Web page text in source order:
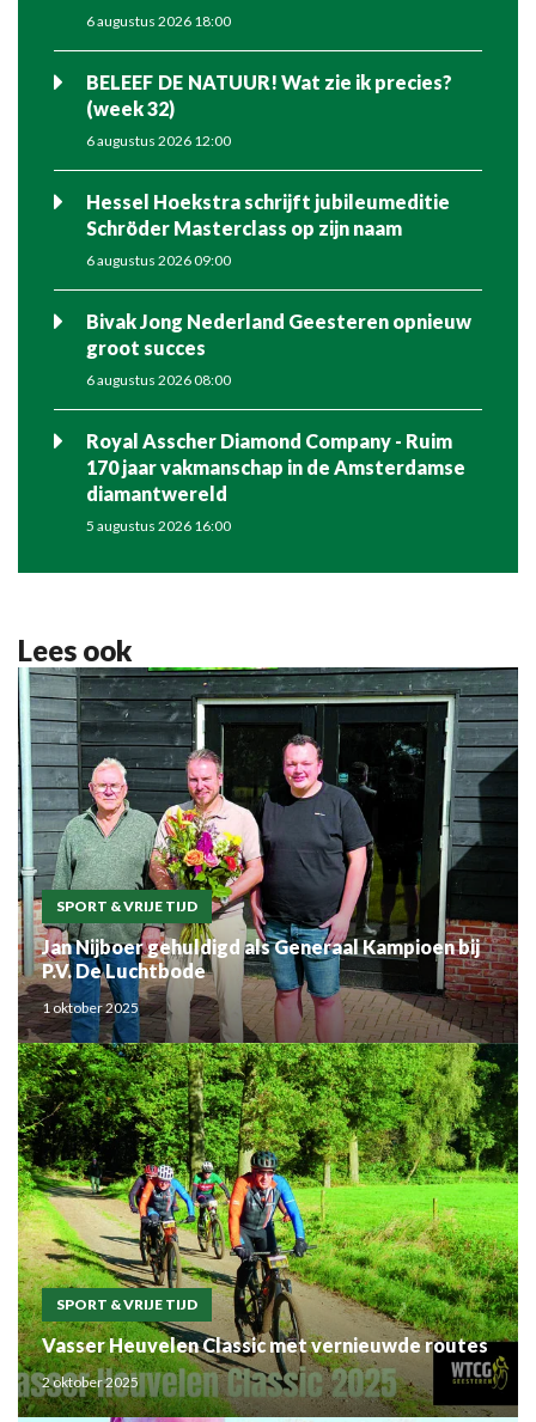
6 augustus 2026 18:00
BELEEF DE NATUUR! Wat zie ik precies?
(week 32)
6 augustus 2026 12:00
Hessel Hoekstra schrijft jubileumeditie
Schröder Masterclass op zijn naam
6 augustus 2026 09:00
Bivak Jong Nederland Geesteren opnieuw
groot succes
6 augustus 2026 08:00
Royal Asscher Diamond Company - Ruim
170 jaar vakmanschap in de Amsterdamse
diamantwereld
5 augustus 2026 16:00
Lees ook
SPORT & VRIJE TIJD
Jan Nijboer gehuldigd als Generaal Kampioen bij
P.V. De Luchtbode
1 oktober 2025
SPORT & VRIJE TIJD
Vasser Heuvelen Classic met vernieuwde routes
2 oktober 2025